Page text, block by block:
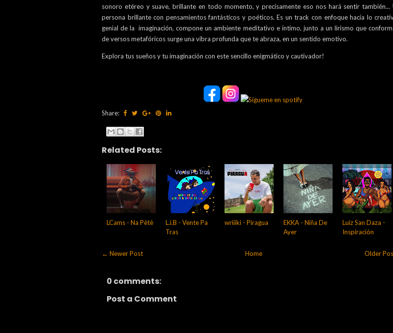
sonoro etéreo y suave, brillante en todo momento, y precisamente eso nos hará sentir también...
persona brillante con pensamientos fantásticos y poéticos. Es un track con enfoque hacía lo
genial de la imaginación, compone un ambiente meditativo e íntimo, junto a un lirismo que
de versos metafóricos surge una vibra profunda que te abraza, en un sentido emotivo.
Explora tus sueños y tu imaginación con este sencillo enigmático y cautivador!
Share:
Related Posts:
LCams - Na Pètè
L.i.B - Vente Pa
Tras
wriiiki - Piragua
EKKA - Niña De
Ayer
Luiz San Daza -
Inspiración
← Newer Post Older
Home
0 comments:
Post a Comment